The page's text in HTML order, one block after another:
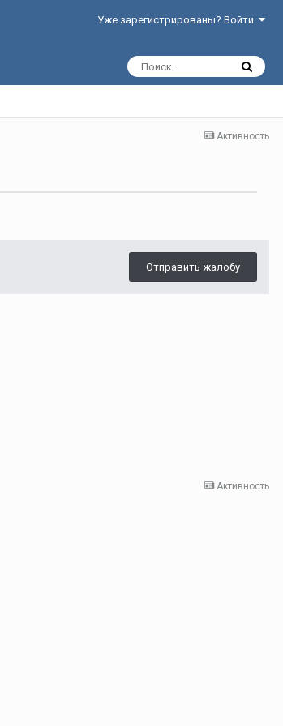
Уже зарегистрированы? Войти
Активность
Отправить жалобу
Активность